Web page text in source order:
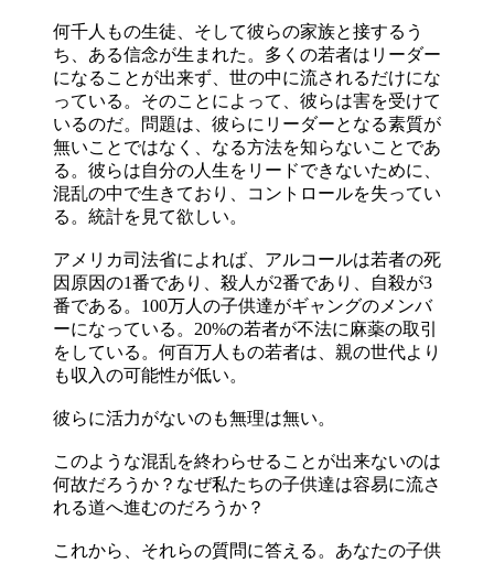
何千人もの生徒、そして彼らの家族と接するう
ち、ある信念が生まれた。多くの若者はリーダー
になることが出来ず、世の中に流されるだけにな
っている。そのことによって、彼らは害を受けて
いるのだ。問題は、彼らにリーダーとなる素質が
無いことではなく、なる方法を知らないことであ
る。彼らは自分の人生をリードできないために、
混乱の中で生きており、コントロールを失ってい
る。統計を見て欲しい。
アメリカ司法省によれば、アルコールは若者の死
因原因の1番であり、殺人が2番であり、自殺が3
番である。100万人の子供達がギャングのメンバ
ーになっている。20%の若者が不法に麻薬の取引
をしている。何百万人もの若者は、親の世代より
も収入の可能性が低い。
彼らに活力がないのも無理は無い。
このような混乱を終わらせることが出来ないのは
何故だろうか？なぜ私たちの子供達は容易に流さ
れる道へ進むのだろうか？
これから、それらの質問に答える。あなたの子供